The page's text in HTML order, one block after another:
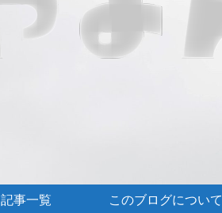
記事一覧 このブログについて